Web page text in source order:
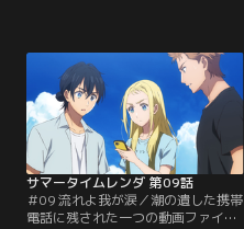
に姿を知られるリスクを冒さないよ
う多くを語らないひづるだが、慎平
に力を貸すという。小早川一家の
「影」を倒すため、小早川家に向か
う慎平、ひづる、根津。【提供：バ
ンダイチャンネル】
サマータイムレンダ 第09話
＃09 流れよ我が涙／潮の遺した携帯
電話に残された一つの動画ファイル